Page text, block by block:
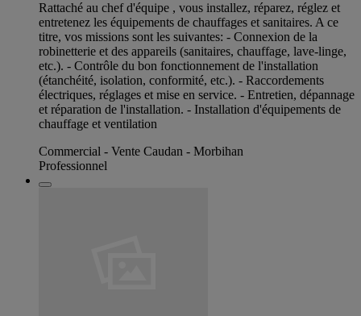
Rattaché au chef d'équipe , vous installez, réparez, réglez et
entretenez les équipements de chauffages et sanitaires. A ce
titre, vos missions sont les suivantes: - Connexion de la
robinetterie et des appareils (sanitaires, chauffage, lave-linge,
etc.). - Contrôle du bon fonctionnement de l'installation
(étanchéité, isolation, conformité, etc.). - Raccordements
électriques, réglages et mise en service. - Entretien, dépannage
et réparation de l'installation. - Installation d'équipements de
chauffage et ventilation
Commercial - Vente Caudan - Morbihan
Professionnel